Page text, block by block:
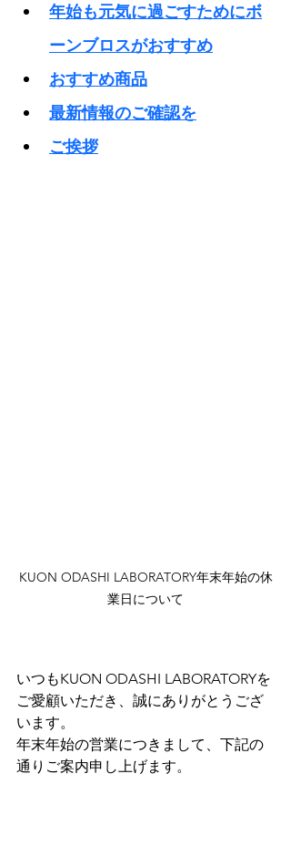
年始も元気に過ごすためにボ
ーンブロスがおすすめ
おすすめ商品
最新情報のご確認を
ご挨拶
KUON ODASHI LABORATORY年末年始の休
業日について
いつもKUON ODASHI LABORATORYを
ご愛顧いただき、誠にありがとうござ
います。
年末年始の営業につきまして、下記の
通りご案内申し上げます。